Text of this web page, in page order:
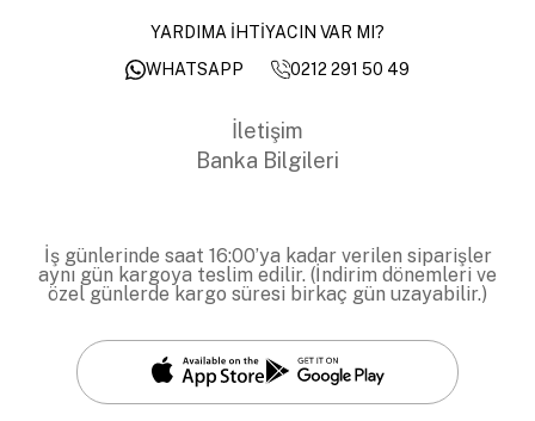
YARDIMA İHTİYACIN VAR MI?
WHATSAPP
0212 291 50 49
İletişim
Banka Bilgileri
İş günlerinde saat 16:00’ya kadar verilen siparişler
aynı gün kargoya teslim edilir. (İndirim dönemleri ve
özel günlerde kargo süresi birkaç gün uzayabilir.)